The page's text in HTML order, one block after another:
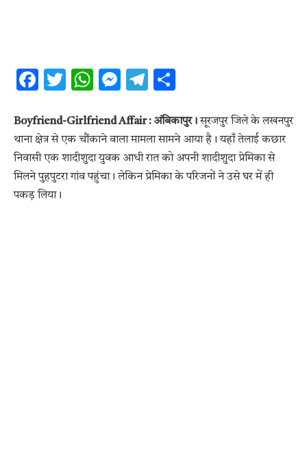
Facebook
Twitter
WhatsApp
Messenger
Telegram
Boyfriend-Girlfriend Affair : अंबिकापुर। सूरजपुर जिले के लखनपुर
थाना क्षेत्र से एक चौंकाने वाला मामला सामने आया है। यहाँ तेलाई कछार
निवासी एक शादीशुदा युवक आधी रात को अपनी शादीशुदा प्रेमिका से
मिलने पुहपुटरा गांव पहुंचा। लेकिन प्रेमिका के परिजनों ने उसे घर में ही
पकड़ लिया।